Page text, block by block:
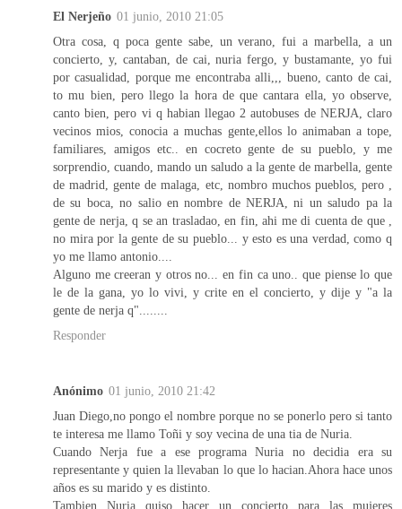
El Nerjeño 01 junio, 2010 21:05
Otra cosa, q poca gente sabe, un verano, fui a marbella, a un
concierto, y, cantaban, de cai, nuria fergo, y bustamante, yo fui
por casualidad, porque me encontraba alli,,, bueno, canto de cai,
to mu bien, pero llego la hora de que cantara ella, yo observe,
canto bien, pero vi q habian llegao 2 autobuses de NERJA, claro
vecinos mios, conocia a muchas gente,ellos lo animaban a tope,
familiares, amigos etc.. en cocreto gente de su pueblo, y me
sorprendio, cuando, mando un saludo a la gente de marbella, gente
de madrid, gente de malaga, etc, nombro muchos pueblos, pero ,
de su boca, no salio en nombre de NERJA, ni un saludo pa la
gente de nerja, q se an trasladao, en fin, ahi me di cuenta de que ,
no mira por la gente de su pueblo... y esto es una verdad, como q
yo me llamo antonio....
Alguno me creeran y otros no... en fin ca uno.. que piense lo que
le de la gana, yo lo vivi, y crite en el concierto, y dije y "a la
gente de nerja q"........
Responder
Anónimo 01 junio, 2010 21:42
Juan Diego,no pongo el nombre porque no se ponerlo pero si tanto
te interesa me llamo Toñi y soy vecina de una tia de Nuria.
Cuando Nerja fue a ese programa Nuria no decidia era su
representante y quien la llevaban lo que lo hacian.Ahora hace unos
años es su marido y es distinto.
Tambien Nuria quiso hacer un concierto para las mujeres